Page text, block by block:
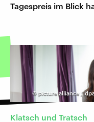
Tagespreis im Blick
© picture alliance /
Klatsch und Tratsch